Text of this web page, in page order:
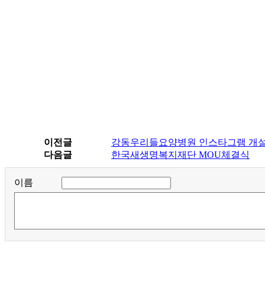
이전글
강동우리들요양병원 인스타그램 개
다음글
한국새생명복지재단 MOU체결식
이름